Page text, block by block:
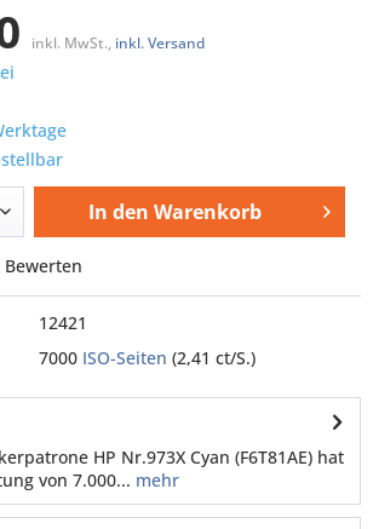
inkl. MwSt., inkl. Versand
In den Warenkorb
Bewerten
12421
7000 ISO-Seiten (2,41 ct/S.)
HP Nr.973X Cyan (F6T81AE) hat
von 7.000... mehr